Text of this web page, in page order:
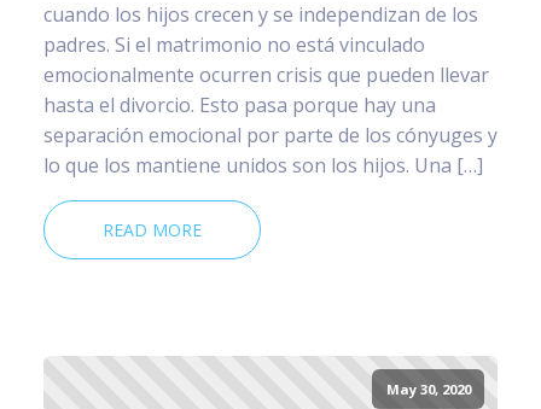
cuando los hijos crecen y se independizan de los
padres. Si el matrimonio no está vinculado
emocionalmente ocurren crisis que pueden llevar
hasta el divorcio. Esto pasa porque hay una
separación emocional por parte de los cónyuges y
lo que los mantiene unidos son los hijos. Una […]
READ MORE
May 30, 2020